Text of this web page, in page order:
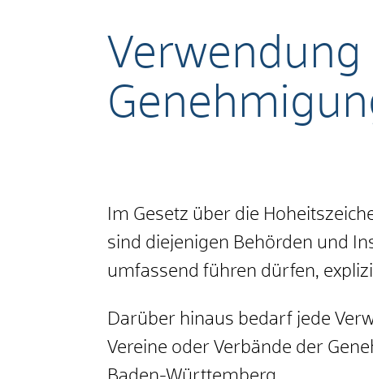
Verwendung
Im Gesetz über die
sind diejenigen Behörden und
umfassend führen dürfen,
Darüber hinaus bedarf jede
Vereine oder Verbände der